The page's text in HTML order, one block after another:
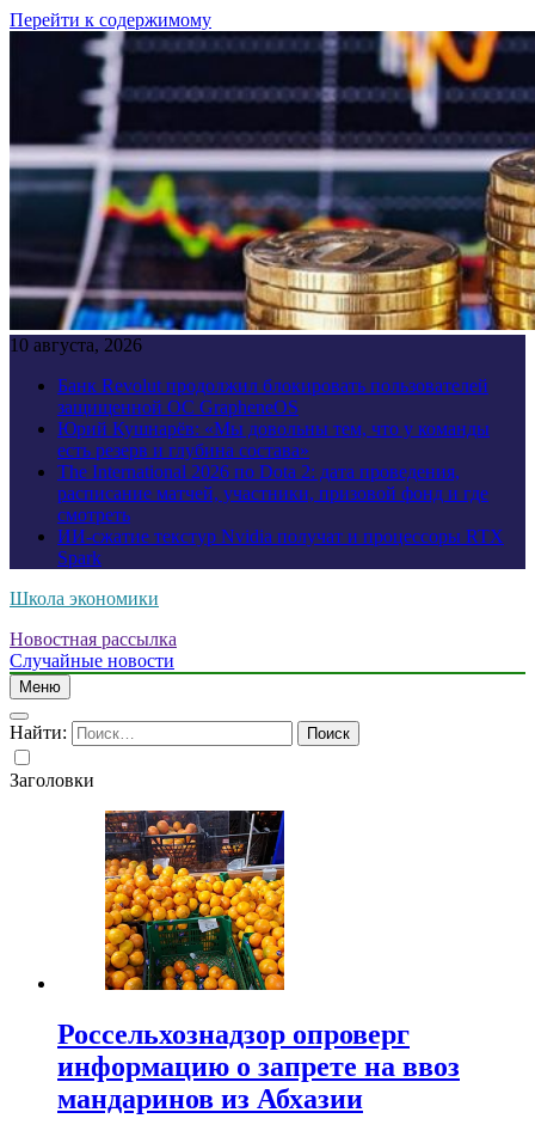
Перейти к содержимому
10 августа, 2026
Банк Revolut продолжил блокировать пользователей
защищенной ОС GrapheneOS
Юрий Кушнарёв: «Мы довольны тем, что у команды
есть резерв и глубина состава»
The International 2026 по Dota 2: дата проведения,
расписание матчей, участники, призовой фонд и где
смотреть
ИИ-сжатие текстур Nvidia получат и процессоры RTX
Spark
Школа экономики
Новостная рассылка
Случайные новости
Меню
Найти:
Заголовки
Россельхознадзор опроверг
информацию о запрете на ввоз
мандаринов из Абхазии